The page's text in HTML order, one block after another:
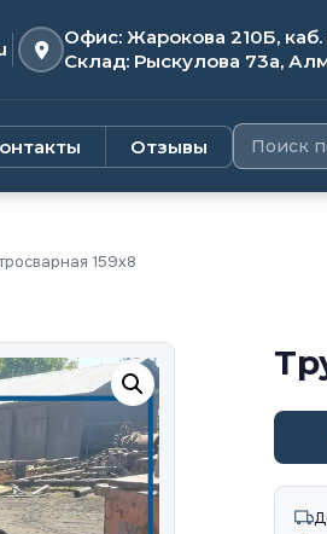
Офис: Жарокова 210Б, каб.
Склад: Рыскулова 73а,
Отзывы
159х8